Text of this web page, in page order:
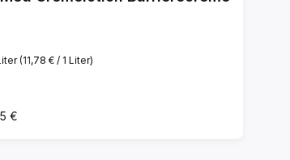
(11,78 € / 1 Liter)
Preis:
€